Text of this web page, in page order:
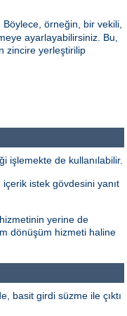
Böylece, örneğin, bir vekili,
ayarlayabilirsiniz. Bu,
zincire yerleştirilip
işlemekte de kullanılabilir.
istek gövdesini yanıt
yerine de
dönüşüm hizmeti haline
basit girdi süzme ile çıktı